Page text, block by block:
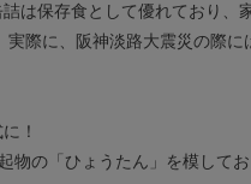
は保存食として優れており、
実際に、阪神淡路大震災の際に
！
物の「ひょうたん」を模して